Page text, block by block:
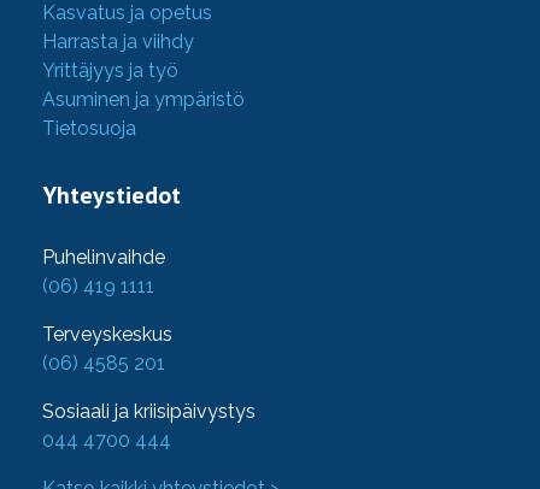
Kasvatus ja opetus
Harrasta ja viihdy
Yrittäjyys ja työ
Asuminen ja ympäristö
Tietosuoja
Yhteystiedot
Puhelinvaihde
(06) 419 1111
Terveyskeskus
(06) 4585 201
Sosiaali ja kriisipäivystys
044 4700 444